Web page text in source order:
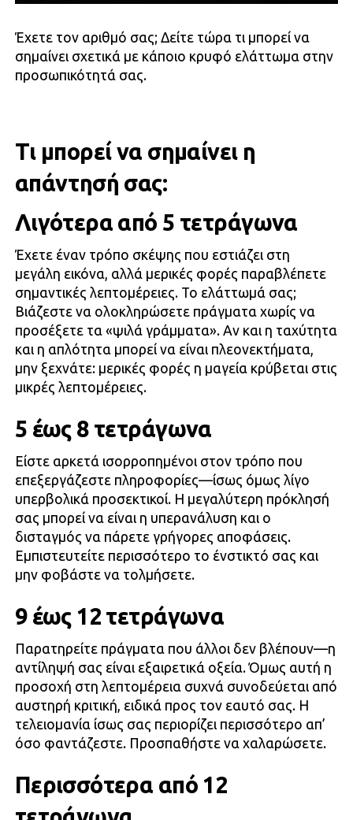
Έχετε τον αριθμό σας; Δείτε τώρα τι μπορεί να
σημαίνει σχετικά με κάποιο κρυφό ελάττωμα στην
προσωπικότητά σας.
Τι μπορεί να σημαίνει η
απάντησή σας:
Λιγότερα από 5 τετράγωνα
Έχετε έναν τρόπο σκέψης που εστιάζει στη
μεγάλη εικόνα, αλλά μερικές φορές παραβλέπετε
σημαντικές λεπτομέρειες. Το ελάττωμά σας;
Βιάζεστε να ολοκληρώσετε πράγματα χωρίς να
προσέξετε τα «ψιλά γράμματα». Αν και η ταχύτητα
και η απλότητα μπορεί να είναι πλεονεκτήματα,
μην ξεχνάτε: μερικές φορές η μαγεία κρύβεται στις
μικρές λεπτομέρειες.
5 έως 8 τετράγωνα
Είστε αρκετά ισορροπημένοι στον τρόπο που
επεξεργάζεστε πληροφορίες—ίσως όμως λίγο
υπερβολικά προσεκτικοί. Η μεγαλύτερη πρόκλησή
σας μπορεί να είναι η υπερανάλυση και ο
δισταγμός να πάρετε γρήγορες αποφάσεις.
Εμπιστευτείτε περισσότερο το ένστικτό σας και
μην φοβάστε να τολμήσετε.
9 έως 12 τετράγωνα
Παρατηρείτε πράγματα που άλλοι δεν βλέπουν—η
αντίληψή σας είναι εξαιρετικά οξεία. Όμως αυτή η
προσοχή στη λεπτομέρεια συχνά συνοδεύεται από
αυστηρή κριτική, ειδικά προς τον εαυτό σας. Η
τελειομανία ίσως σας περιορίζει περισσότερο απ’
όσο φαντάζεστε. Προσπαθήστε να χαλαρώσετε.
Περισσότερα από 12